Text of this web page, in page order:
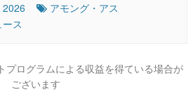
アモング・アス
ス
プログラムによる収益を得ている場合が
ございます